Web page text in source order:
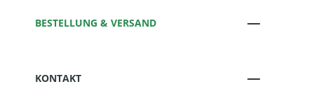
BESTELLUNG & VERSAND
KONTAKT